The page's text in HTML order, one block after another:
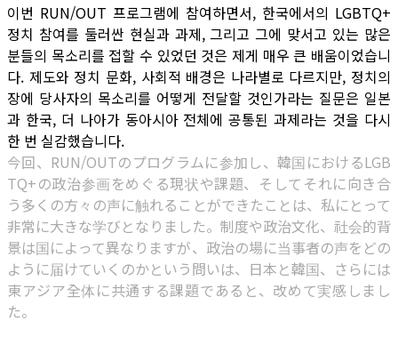
이번 RUN/OUT 프로그램에 참여하면서, 한국에서의 LGBTQ+
정치 참여를 둘러싼 현실과 과제, 그리고 그에 맞서고 있는 많은
분들의 목소리를 접할 수 있었던 것은 제게 매우 큰 배움이었습니
다. 제도와 정치 문화, 사회적 배경은 나라별로 다르지만, 정치의
장에 당사자의 목소리를 어떻게 전달할 것인가라는 질문은 일본
과 한국, 더 나아가 동아시아 전체에 공통된 과제라는 것을 다시
한 번 실감했습니다.
今回、RUN/OUTのプログラムに参加し、韓国におけるLGB
TQ+の政治参画をめぐる現状や課題、そしてそれに向き合
う多くの方々の声に触れることができたことは、私にとって
非常に大きな学びとなりました。制度や政治文化、社会的背
景は国によって異なりますが、政治の場に当事者の声をどの
ように届けていくのかという問いは、日本と韓国、さらには
東アジア全体に共通する課題であると、改めて実感しまし
た。